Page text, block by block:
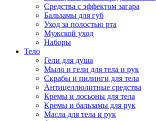
Средства c эффектом загара
Бальзамы для губ
Уход за полостью рта
Мужской уход
Наборы
Тело
Гели для душа
Мыло и гели для тела и рук
Скрабы и пилинги для тела
Антицеллюлитные средства
Кремы и лосьоны для тела
Кремы и бальзамы для рук
Масла для тела и рук